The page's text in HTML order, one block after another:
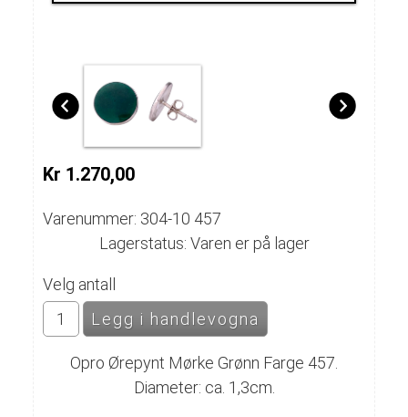
Kr 1.270,00
Varenummer: 304-10 457
Lagerstatus: Varen er på lager
Velg antall
Opro Ørepynt Mørke Grønn Farge 457.
Diameter: ca. 1,3cm.